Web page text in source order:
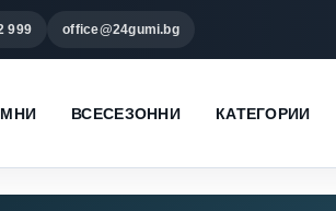
999 office@24gumi.bg
ВСЕСЕЗОННИ КАТЕГОРИИ